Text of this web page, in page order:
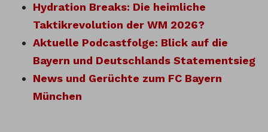
Hydration Breaks: Die heimliche
Taktikrevolution der WM 2026?
Aktuelle Podcastfolge: Blick auf die
Bayern und Deutschlands Statementsieg
News und Gerüchte zum FC Bayern
München